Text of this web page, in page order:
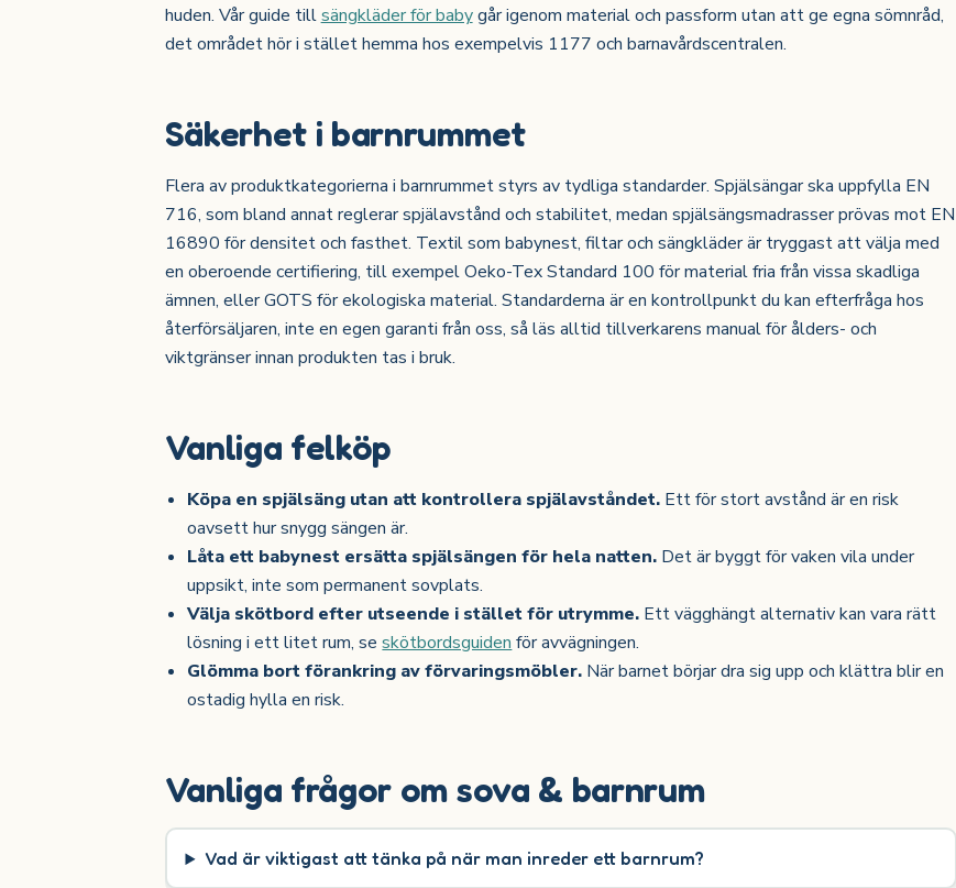
huden. Vår guide tillsängkläder för babygår igenom material och passform utan att ge egna sömnråd,
det området hör i stället hemma hos exempelvis 1177 och barnavårdscentralen.
Säkerhet i barnrummet
Flera av produktkategorierna i barnrummet styrs av tydliga standarder. Spjälsängar ska uppfylla EN
716, som bland annat reglerar spjälavstånd och stabilitet, medan spjälsängsmadrasser prövas mot EN
16890 för densitet och fasthet. Textil som babynest, filtar och sängkläder är tryggast att välja med
en oberoende certifiering, till exempel Oeko-Tex Standard 100 för material fria från vissa skadliga
ämnen, eller GOTS för ekologiska material. Standarderna är en kontrollpunkt du kan efterfråga hos
återförsäljaren, inte en egen garanti från oss, så läs alltid tillverkarens manual för ålders- och
viktgränser innan produkten tas i bruk.
Vanliga felköp
Köpa en spjälsäng utan att kontrollera spjälavståndet. Ett för stort avstånd är en risk
oavsett hur snygg sängen är.
Låta ett babynest ersätta spjälsängen för hela natten. Det är byggt för vaken vila under
uppsikt, inte som permanent sovplats.
Välja skötbord efter utseende i stället för utrymme. Ett vägghängt alternativ kan vara rätt
lösning i ett litet rum, seskötbordsguiden för avvägningen.
Glömma bort förankring av förvaringsmöbler. När barnet börjar dra sig upp och klättra blir en
ostadig hylla en risk.
Vanliga frågor om sova & barnrum
Vad är viktigast att tänka på när man inreder ett barnrum?